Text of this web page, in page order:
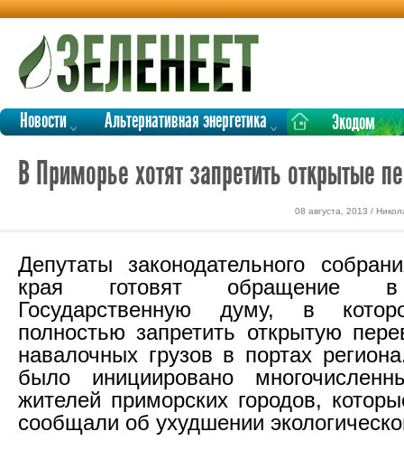
Новости Альтернативная энергетика Экодом
В Приморье хотят запретить открытые
08 августа, 2013 /
Депутаты законодательного
края готовят обращение в
Государственную думу, в
полностью запретить открытую
навалочных грузов в портах
было инициировано
жителей приморских городов,
сообщали об ухудшении